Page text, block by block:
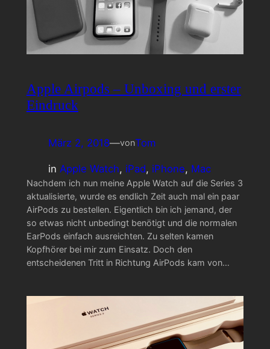
Apple Airpods – Unboxing und erster
Eindruck
März 2, 2018—vonTom
in Apple Watch, iPad, iPhone, Mac
Nachdem ich nun meine Apple Watch auf die Series 3
aktualisierte, wurde es endlich Zeit auch mal ein paar
AirPods zu bestellen. Eigentlich bin ich jemand, der
so etwas nicht unbedingt benötigt und die normalen
EarPods einfach ausreichten. Zu selten kamen
Kopfhörer bei mir zum Einsatz. Doch den
entscheidenen Tritt in Richtung AirPods kam von…